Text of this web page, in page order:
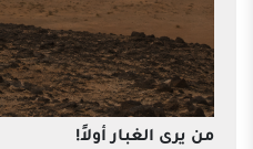
من يرى الغبار أولاً!